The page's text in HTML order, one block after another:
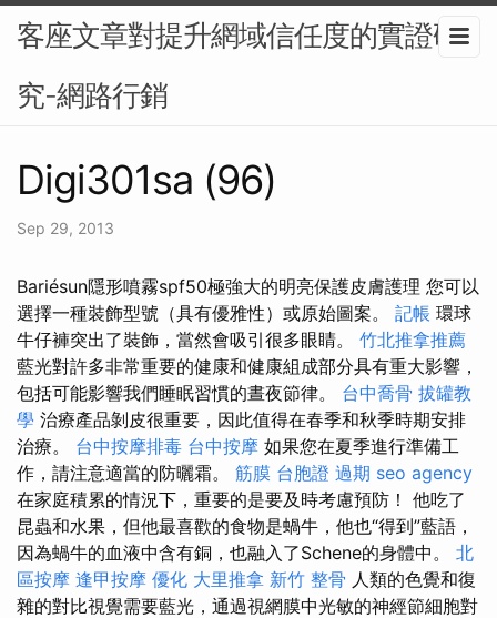
客座文章對提升網域信任度的實證研
究-網路行銷
Digi301sa (96)
Sep 29, 2013
Bariésun隱形噴霧spf50極強大的明亮保護皮膚護理 您可以
選擇一種裝飾型號（具有優雅性）或原始圖案。 記帳 環球
牛仔褲突出了裝飾，當然會吸引很多眼睛。 竹北推拿推薦
藍光對許多非常重要的健康和健康組成部分具有重大影響，
包括可能影響我們睡眠習慣的晝夜節律。 台中喬骨 拔罐教
學 治療產品剝皮很重要，因此值得在春季和秋季時期安排
治療。 台中按摩排毒 台中按摩 如果您在夏季進行準備工
作，請注意適當的防曬霜。 筋膜 台胞證 過期 seo agency
在家庭積累的情況下，重要的是要及時考慮預防！ 他吃了
昆蟲和水果，但他最喜歡的食物是蝸牛，他也“得到”藍語，
因為蝸牛的血液中含有銅，也融入了Schene的身體中。 北
區按摩 逢甲按摩 優化 大里推拿 新竹 整骨 人類的色覺和復
雜的對比視覺需要藍光，通過視網膜中光敏的神經節細胞對